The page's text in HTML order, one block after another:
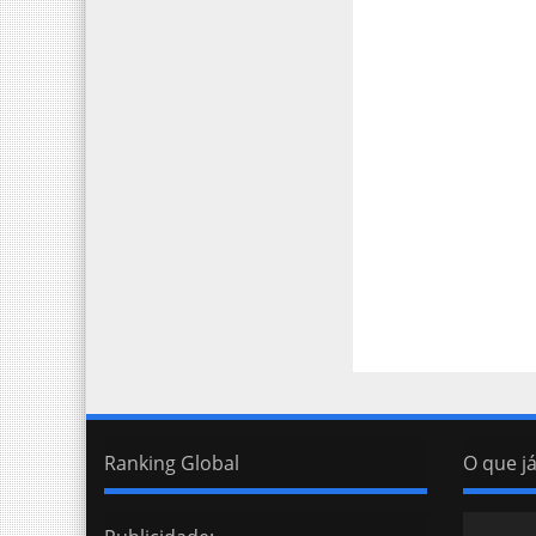
Ranking Global O que